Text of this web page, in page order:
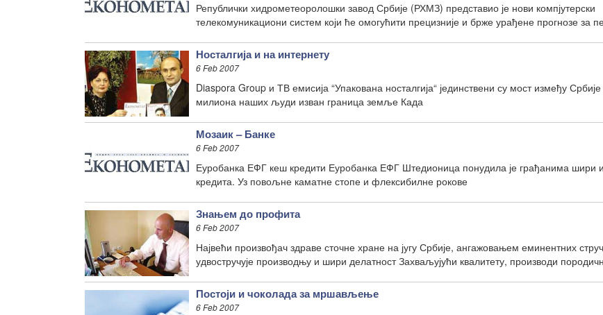
Републички хидрометеоролошки завод Србије (РХМЗ) представио је нови компјутерски
телекомуникациони систем који ће омогућити прецизније и брже урађене прогнозе за
Носталгија и на интернету
6 Feb 2007
Diaspora Group и ТВ емисија “Упакована носталгија“ јединствени су мост између
милиона наших људи изван граница земље Када
Мозаик – Банке
6 Feb 2007
Еуробанка ЕФГ кеш кредити Еуробанка ЕФГ Штедионица понудила је грађанима шири
кредита. Уз повољне каматне стопе и флексибилне рокове
Знањем до профита
6 Feb 2007
Највећи произвођач здраве сточне хране на југу Србије, ангажовањем еминентних
удвостручује производњу и шири делатност Захваљујући квалитету, производи
Постоји и чоколада за мршављење
6 Feb 2007